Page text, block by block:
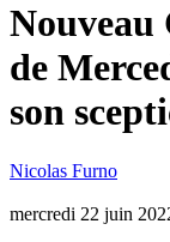
de
son
Nicolas Furno
mercredi 22 juin